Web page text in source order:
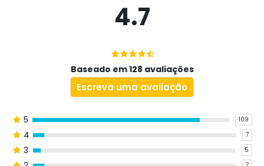
4.7
Baseado em 128 avaliações
Escreva uma avaliação
5 109
4 7
3 5